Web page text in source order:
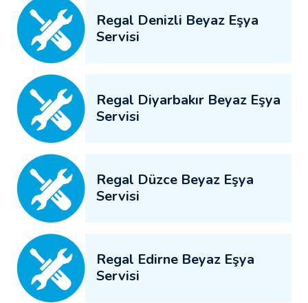
Regal Denizli Beyaz Eşya
Servisi
Regal Diyarbakır Beyaz Eşya
Servisi
Regal Düzce Beyaz Eşya
Servisi
Regal Edirne Beyaz Eşya
Servisi